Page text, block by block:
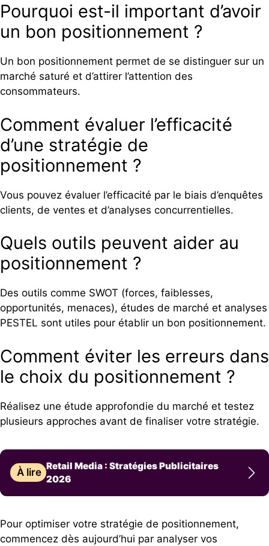
Pourquoi est-il important d’avoir
un bon positionnement ?
Un bon positionnement permet de se distinguer sur un
marché saturé et d’attirer l’attention des
consommateurs.
Comment évaluer l’efficacité
d’une stratégie de
positionnement ?
Vous pouvez évaluer l’efficacité par le biais d’enquêtes
clients, de ventes et d’analyses concurrentielles.
Quels outils peuvent aider au
positionnement ?
Des outils comme SWOT (forces, faiblesses,
opportunités, menaces), études de marché et analyses
PESTEL sont utiles pour établir un bon positionnement.
Comment éviter les erreurs dans
le choix du positionnement ?
Réalisez une étude approfondie du marché et testez
plusieurs approches avant de finaliser votre stratégie.
À lire
Retail Media : Stratégies Publicitaires
2026
Pour optimiser votre stratégie de positionnement,
commencez dès aujourd’hui par analyser vos